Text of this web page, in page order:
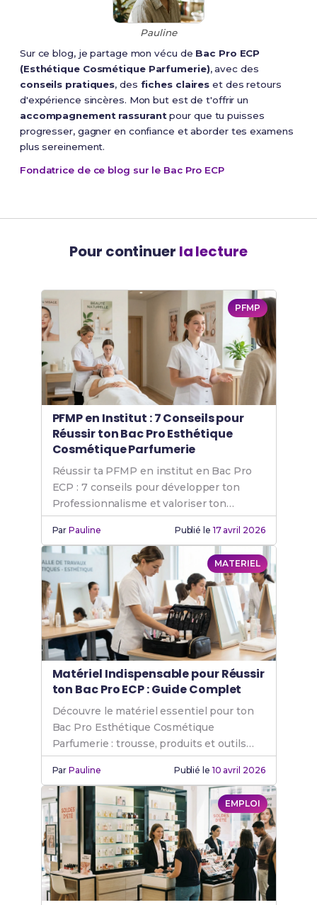
Pauline
Sur ce blog, je partage mon vécu de Bac Pro ECP
(Esthétique Cosmétique Parfumerie), avec des
conseils pratiques, des fiches claires et des retours
d'expérience sincères. Mon but est de t'offrir un
accompagnement rassurantpour que tu puisses
progresser, gagner en confiance et aborder tes examens
plus sereinement.
Fondatrice de ce blog sur le Bac Pro ECP
Pour continuer la lecture
PFMP
PFMP en Institut : 7 Conseils pour
Réussir ton Bac Pro Esthétique
Cosmétique Parfumerie
Réussir ta PFMP en institut en Bac Pro
ECP : 7 conseils pour développer ton
Professionnalisme et valoriser ton
expérience terrain.
ParPauline Publié le 17 avril 2026
MATERIEL
Matériel Indispensable pour Réussir
ton Bac Pro ECP : Guide Complet
Découvre le matériel essentiel pour ton
Bac Pro Esthétique Cosmétique
Parfumerie : trousse, produits et outils
adaptés à ton budget.
ParPauline Publié le 10 avril 2026
EMPLOI